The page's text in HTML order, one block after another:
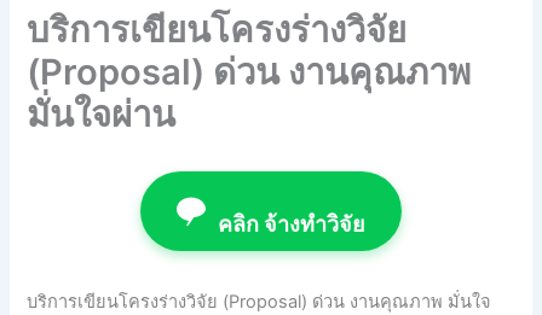
บริการเขียนโครงร่างวิจัย
(Proposal) ด่วน งานคุณภาพ
มั่นใจผ่าน
คลิก จ้างทำวิจัย
บริการเขียนโครงร่างวิจัย (Proposal) ด่วน งานคุณภาพ มั่นใจ